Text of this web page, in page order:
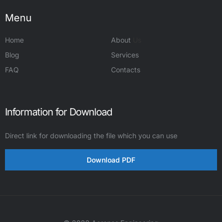
Menu
Home About
Blog
Services
FAQ
Contacts
Information for Download
Direct link for downloading the file which you can use
Download PDF